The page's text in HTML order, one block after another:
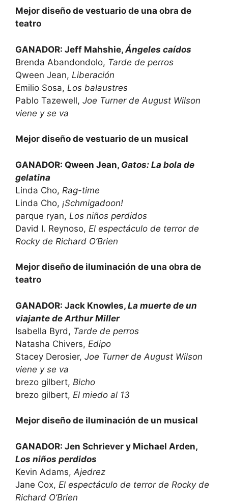
Mejor diseño de vestuario de una obra de
teatro
GANADOR: Jeff Mahshie, Ángeles caídos
Brenda Abandondolo, Tarde de perros
Qween Jean, Liberación
Emilio Sosa, Los balaustres
Pablo Tazewell, Joe Turner de August Wilson
viene y se va
Mejor diseño de vestuario de un musical
GANADOR: Qween Jean, Gatos: La bola de
gelatina
Linda Cho, Rag-time
Linda Cho, ¡Schmigadoon!
parque ryan, Los niños perdidos
David I. Reynoso, El espectáculo de terror de
Rocky de Richard O’Brien
Mejor diseño de iluminación de una obra de
teatro
GANADOR: Jack Knowles, La muerte de un
viajante de Arthur Miller
Isabella Byrd, Tarde de perros
Natasha Chivers, Edipo
Stacey Derosier, Joe Turner de August Wilson
viene y se va
brezo gilbert, Bicho
brezo gilbert, El miedo al 13
Mejor diseño de iluminación de un musical
GANADOR: Jen Schriever y Michael Arden,
Los niños perdidos
Kevin Adams, Ajedrez
Jane Cox, El espectáculo de terror de Rocky de
Richard O’Brien